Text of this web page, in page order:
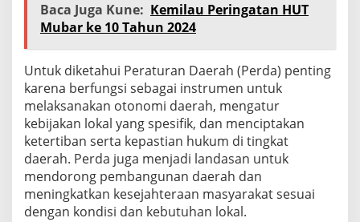
Baca Juga Kune: Kemilau Peringatan HUT
Mubar ke 10 Tahun 2024
Untuk diketahui Peraturan Daerah (Perda) penting
karena berfungsi sebagai instrumen untuk
melaksanakan otonomi daerah, mengatur
kebijakan lokal yang spesifik, dan menciptakan
ketertiban serta kepastian hukum di tingkat
daerah. Perda juga menjadi landasan untuk
mendorong pembangunan daerah dan
meningkatkan kesejahteraan masyarakat sesuai
dengan kondisi dan kebutuhan lokal.